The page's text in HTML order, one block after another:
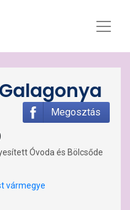
Megosztás
Óvoda és Bölcsőde
vármegye